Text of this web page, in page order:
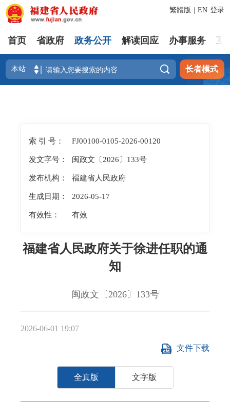
登录
繁體版 EN
首页 省政府 政务公开 解读回应 办事服务 互
 长者模式
索 引 号： FJ00100-0105-2026-00120
发文字号： 闽政文〔2026〕133号
发布机构： 福建省人民政府
生成日期： 2026-05-17
有效性： 有效
福建省人民政府关于徐进任职的通
知
闽政文〔2026〕133号
2026-06-01 19:07
全真版 文字版
文件下载